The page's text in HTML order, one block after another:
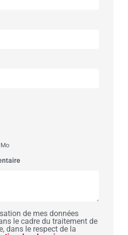
de mes données
le cadre du traitement de
dans le respect de la